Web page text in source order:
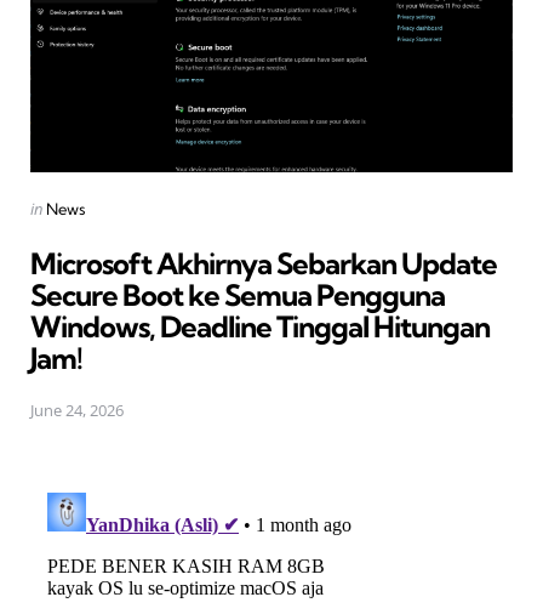
Posted
in News
Microsoft Akhirnya Sebarkan Update
Secure Boot ke Semua Pengguna
Windows, Deadline Tinggal Hitungan
Jam!
June 24, 2026